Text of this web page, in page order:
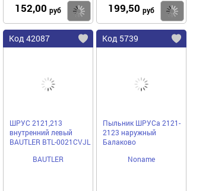
152,00 руб Купить
199,50 руб
Код 42087
ШРУС 2121,213
внутренний левый
BAUTLER BTL-0021CVJL
BAUTLER
Код 5739
Пыльник ШРУСа 2121-
2123 наружный
Балаково
Noname